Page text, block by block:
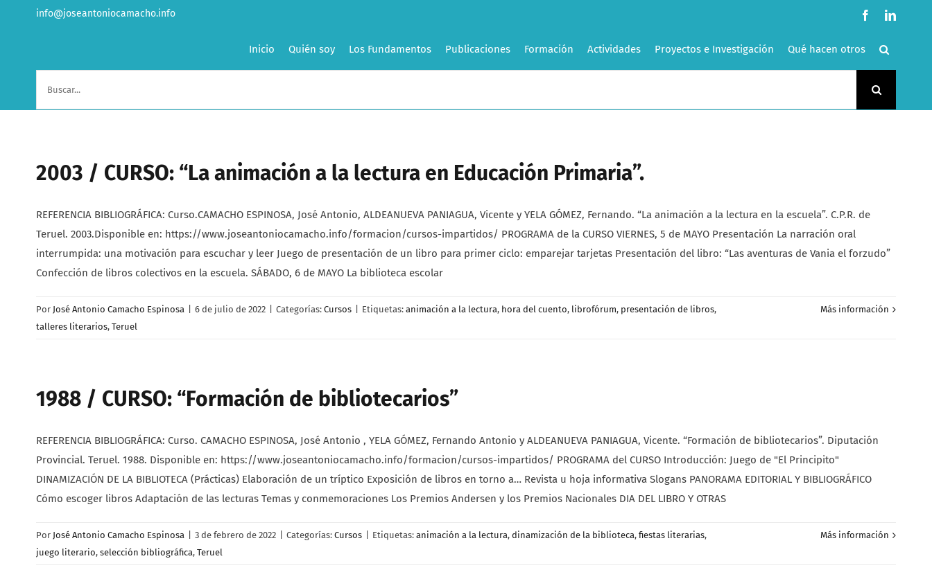
info@joseantoniocamacho.info Facebook
Inicio Quién soy Los Fundamentos Publicaciones Formación Actividades Proyectos e Investigación Qué hacen otros
2003 / CURSO: “La animación a la lectura en Educación Primaria”.
REFERENCIA BIBLIOGRÁFICA: Curso.CAMACHO ESPINOSA, José Antonio, ALDEANUEVA PANIAGUA, Vicente y YELA GÓMEZ, Fernando. “La animación a la lectura en la escuela”. C.P.R. de
Teruel. 2003.Disponible en: https://www.joseantoniocamacho.info/formacion/cursos-impartidos/ PROGRAMA de la CURSO VIERNES, 5 de MAYO Presentación La narración oral
interrumpida: una motivación para escuchar y leer Juego de presentación de un libro para primer ciclo: emparejar tarjetas Presentación del libro: “Las aventuras de Vania el forzudo”
Confección de libros colectivos en la escuela. SÁBADO, 6 de MAYO La biblioteca escolar
Por José Antonio Camacho Espinosa 6 de julio de 2022 Categorías: Cursos Etiquetas: animación a la lectura, hora del cuento, librofórum, presentación de libros,
talleres literarios, Teruel
Más información
1988 / CURSO: “Formación de bibliotecarios”
REFERENCIA BIBLIOGRÁFICA: Curso. CAMACHO ESPINOSA, José Antonio , YELA GÓMEZ, Fernando Antonio y ALDEANUEVA PANIAGUA, Vicente. “Formación de bibliotecarios”. Diputación
Provincial. Teruel. 1988. Disponible en: https://www.joseantoniocamacho.info/formacion/cursos-impartidos/ PROGRAMA del CURSO Introducción: Juego de "El Principito"
DINAMIZACIÓN DE LA BIBLIOTECA (Prácticas) Elaboración de un tríptico Exposición de libros en torno a… Revista u hoja informativa Slogans PANORAMA EDITORIAL Y BIBLIOGRÁFICO
Cómo escoger libros Adaptación de las lecturas Temas y conmemoraciones Los Premios Andersen y los Premios Nacionales DIA DEL LIBRO Y OTRAS
Por José Antonio Camacho Espinosa 3 de febrero de 2022 Categorías: Cursos Etiquetas: animación a la lectura, dinamización de la biblioteca, fiestas literarias,
juego literario, selección bibliográfica, Teruel
Más información